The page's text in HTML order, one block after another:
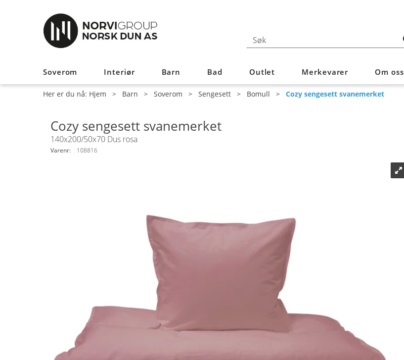
Soverom Interiør Barn Bad Outlet Merkevarer Om oss
Her er du nå: Hjem > Barn > Soverom > Sengesett > Bomull > Cozy sengesett svanemerket
Cozy sengesett svanemerket
140x200/50x70 Dus rosa
Varenr: 108816